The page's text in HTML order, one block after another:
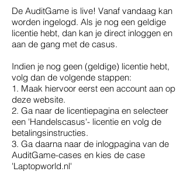
De AuditGame is live! Vanaf vandaag kan
worden ingelogd. Als je nog een geldige
licentie hebt, dan kan je direct inloggen en
aan de gang met de casus.
​Indien je nog geen (geldige) licentie hebt,
volg dan de volgende stappen:
1. Maak hiervoor eerst een account aan op
deze website.
2. Ga naar de licentiepagina en selecteer
een 'Handelscasus'- licentie en volg de
betalingsinstructies.
3. Ga daarna naar de inlogpagina van de
AuditGame-cases en kies de case
'Laptopworld.nl'